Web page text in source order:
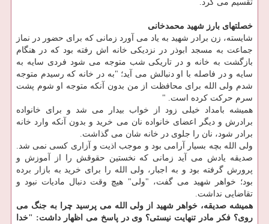
تقسیم می کرد.
خصلتهای بارز شهید محمدخانی
شایسته، زن برادر شهید به یاد می آورد زمانی که برای حضور در نماز
جماعت به مسجد ابوذر در نزدیکی خانه اش رفته بود که در هنگام
بازگشت به خانه و در تاریکی شب متوجه می شود فردی سایه به
سایه و در فاصله با او دنبالش می آید؛ "به در خانه که رسیدم متوجه
شدم ولی الله برای محافظت از من بدون آنکه متوجه او شوم پشت
سرم حرکت کرده است. "
همیشه بامداد خیلی زود از خواب بیدار می شد و برای خانواده
برادرش و دیگر اعضای خانواده نان می خرید و بدون آنکه وارد خانه
برادر شود، نان را جلوی در خانه شان می گذاشت.
ولی الله بچه بسیار آرامی بود و موجب اذیت و آزاری کسی نمی شد.
صدیقه یادش می آید زمانی که نخستین حقوقش را از آموزش و
پرورش گرفته بود و به اجبار، ولی الله را برای خرید به بازار برده
بود؛ خواهر شهید می گفت، "ولی" هیچ وقت دنبال مادیات نبود و
تقاضایی نداشت.
همیشه صدیقه، خواهر شهید از ولی الله می پرسید چرا به جنگ می
روی؟ فکر مادر تنهایت نیستی؟ وی در پاسخ می اظهار داشت: "خدا